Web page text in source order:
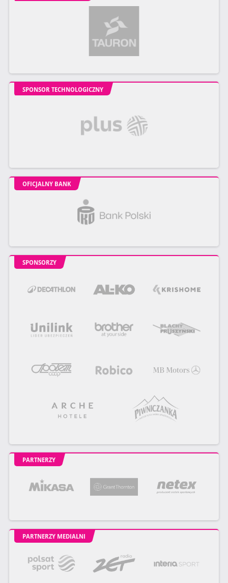
SPONSOR TECHNOLOGICZNY
OFICJALNY BANK
SPONSORZY
PARTNERZY
PARTNERZY MEDIALNI